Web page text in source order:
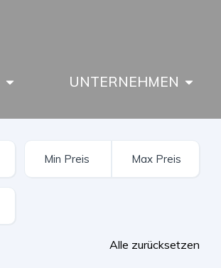
UNTERNEHMEN
Alle zurücksetzen